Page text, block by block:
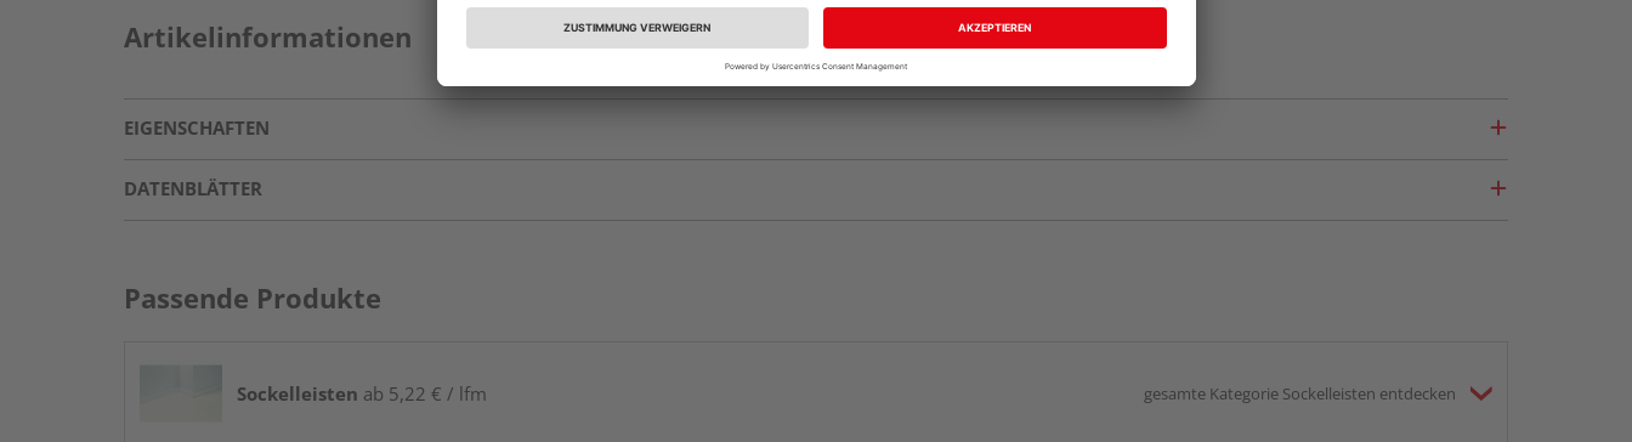
Artikelinformationen
EIGENSCHAFTEN
DATENBLÄTTER
Passende Produkte
Sockelleisten ab 5,22 € / lfm gesamte Kategorie Sockelleisten entdecken